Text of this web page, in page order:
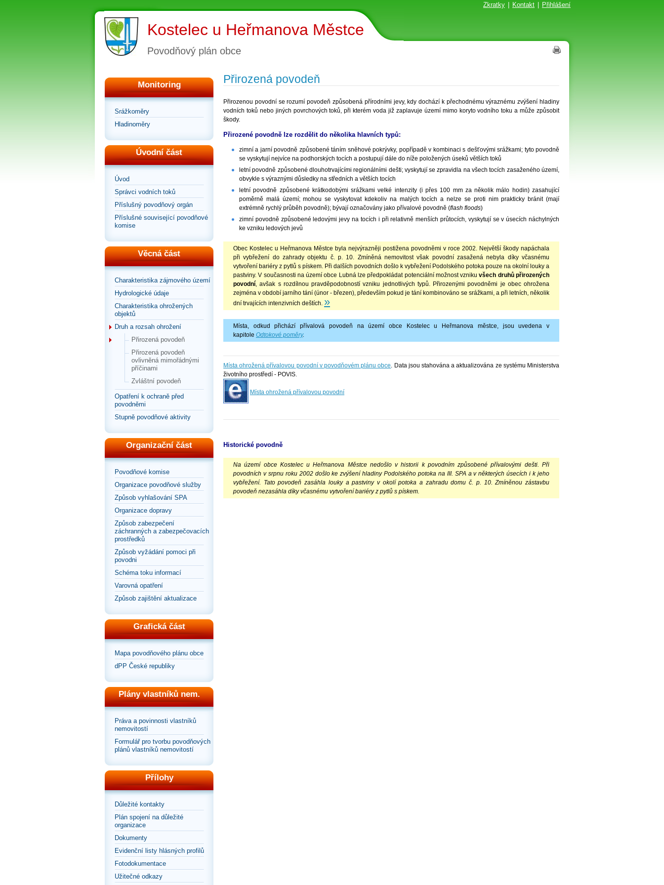
Zkratky Kontakt Přihlášení
Kostelec u Heřmanova Městce
Povodňový plán obce
Monitoring
Srážkoměry
Hladinoměry
Úvodní část
Úvod
Správci vodních toků
Příslušný povodňový orgán
Příslušné související povodňové
komise
Věcná část
Charakteristika zájmového území
Hydrologické údaje
Charakteristika ohrožených
objektů
Druh a rozsah ohrožení
Přirozená povodeň
Přirozená povodeň
ovlivněná mimořádnými
příčinami
Zvláštní povodeň
Opatření k ochraně před
povodněmi
Stupně povodňové aktivity
Organizační část
Povodňové komise
Organizace povodňové služby
Způsob vyhlašování SPA
Organizace dopravy
Způsob zabezpečení
záchranných a zabezpečovacích
prostředků
Způsob vyžádání pomoci při
povodni
Schéma toku informací
Varovná opatření
Způsob zajištění aktualizace
Grafická část
Mapa povodňového plánu obce
dPP České republiky
Plány vlastníků nem.
Práva a povinnosti vlastníků
nemovitostí
Formulář pro tvorbu povodňových
plánů vlastníků nemovitostí
Přílohy
Důležité kontakty
Plán spojení na důležité
organizace
Dokumenty
Evidenční listy hlásných profilů
Fotodokumentace
Užitečné odkazy
Přirozená povodeň
Přirozenou povodní se rozumí povodeň způsobená přírodními jevy, kdy dochází k přechodnému výraznému zvýšení hladiny
vodních toků nebo jiných povrchových toků, při kterém voda již zaplavuje území mimo koryto vodního toku a může způsobit
škody.
Přirozené povodně lze rozdělit do několika hlavních typů:
zimní a jarní povodně způsobené táním sněhové pokrývky, popřípadě v kombinaci s dešťovými srážkami; tyto povodně
se vyskytují nejvíce na podhorských tocích a postupují dále do níže položených úseků větších toků
letní povodně způsobené dlouhotrvajícími regionálními dešti; vyskytují se zpravidla na všech tocích zasaženého území,
obvykle s výraznými důsledky na středních a větších tocích
letní povodně způsobené krátkodobými srážkami velké intenzity (i přes 100 mm za několik málo hodin) zasahující
poměrně malá území; mohou se vyskytovat kdekoliv na malých tocích a nelze se proti nim prakticky bránit (mají
extrémně rychlý průběh povodně); bývají označovány jako přívalové povodně (flash floods)
zimní povodně způsobené ledovými jevy na tocích i při relativně menších průtocích, vyskytují se v úsecích náchylných
ke vzniku ledových jevů
Obec Kostelec u Heřmanova Městce byla nejvýrazněji postižena povodněmi v roce 2002. Největší škody napáchala
při vybřežení do zahrady objektu č. p. 10. Zmíněná nemovitost však povodní zasažená nebyla díky včasnému
vytvoření bariéry z pytlů s pískem. Při dalších povodních došlo k vybřežení Podolského potoka pouze na okolní louky a
pastviny. V současnosti na území obce Lubná lze předpokládat potenciální možnost vznikuvšech druhů přirozených
povodní , avšak s rozdílnou pravděpodobností vzniku jednotlivých typů. Přirozenými povodněmi je obec ohrožena
zejména v období jarního tání (únor - březen), především pokud je tání kombinováno se srážkami, a při letních, několik
dní trvajících intenzivních deštích. »
Místa, odkud přichází přívalová povodeň na území obce Kostelec u Heřmanova městce, jsou uvedena v
kapitole Odtokové poměry.
Místa ohrožená přívalovou povodní v povodňovém plánu obce
. Data jsou stahována a aktualizována ze systému Ministerstva
životního prostředí - POVIS.
Místa ohrožená přívalovou povodní
Historické povodně
Na území obce Kostelec u Heřmanova Městce nedošlo v historii k povodním způsobené přívalovými dešti. Při
povodních v srpnu roku 2002 došlo ke zvýšení hladiny Podolského potoka na III. SPA a v některých úsecích i k jeho
vybřežení. Tato povodeň zasáhla louky a pastviny v okolí potoka a zahradu domu č. p. 10. Zmíněnou zástavbu
povodeň nezasáhla díky včasnému vytvoření bariéry z pytlů s pískem.